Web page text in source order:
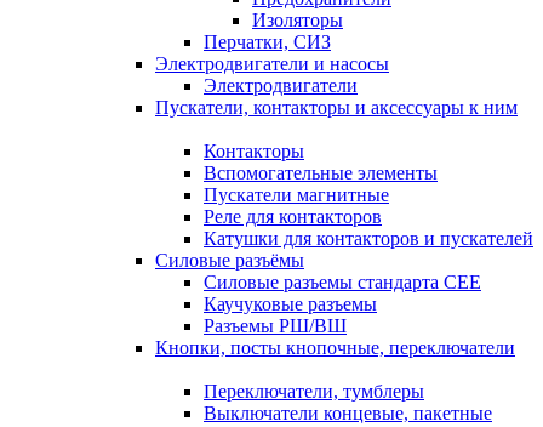
Изоляторы
Перчатки, СИЗ
Электродвигатели и насосы
Электродвигатели
Пускатели, контакторы и аксессуары к ним
Контакторы
Вспомогательные элементы
Пускатели магнитные
Реле для контакторов
Катушки для контакторов и пускателей
Силовые разъёмы
Силовые разъемы стандарта СЕЕ
Каучуковые разъемы
Разъемы РШ/ВШ
Кнопки, посты кнопочные, переключатели
Переключатели, тумблеры
Выключатели концевые, пакетные